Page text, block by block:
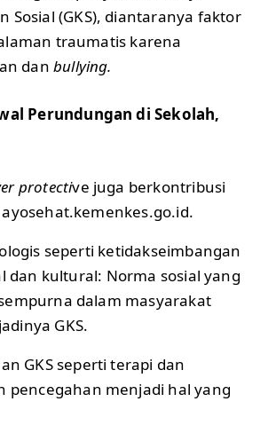
Sosial (GKS), diantaranya faktor
traumatis karena
dan bullying.
Perundungan di Sekolah,
protective juga berkontribusi
seperti ketidakseimbangan
dan kultural: Norma sosial yang
dalam masyarakat
GKS.
GKS seperti terapi dan
pencegahan menjadi hal yang